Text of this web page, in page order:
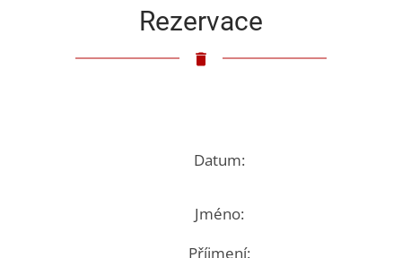
Rezervace
Datum:
Jméno:
Příjmení: